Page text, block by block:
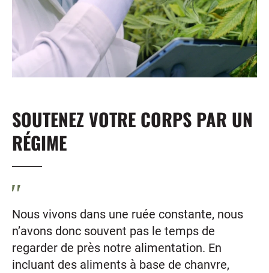
SOUTENEZ VOTRE CORPS PAR UN
RÉGIME
Nous vivons dans une ruée constante, nous
n’avons donc souvent pas le temps de
regarder de près notre alimentation. En
incluant des aliments à base de chanvre,